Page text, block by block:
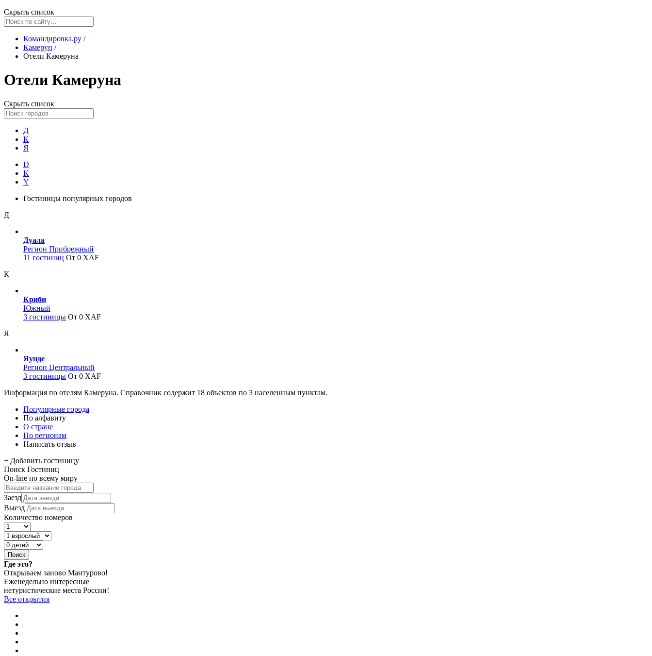
Скрыть список
Командировка.ру /
Камерун /
Отели Камеруна
Отели Камеруна
Скрыть список
Д
К
Я
D
K
Y
Гостиницы популярных городов
Д
Дуала
Регион Прибрежный
11 гостиниц От 0 XAF
К
Криби
Южный
3 гостиницы От 0 XAF
Я
Яунде
Регион Центральный
3 гостиницы От 0 XAF
Информация по отелям Камеруна. Справочник содержит 18 объектов по 3 населенным пунктам.
Популярные города
По алфавиту
О стране
По регионам
Написать отзыв
+ Добавить гостиницу
Поиск Гостиниц
On-line по всему миру
Заезд
Выезд
Количество номеров
Где это?
Открываем заново Мантурово!
Еженедельно интересные
нетуристические места России!
Все открытия